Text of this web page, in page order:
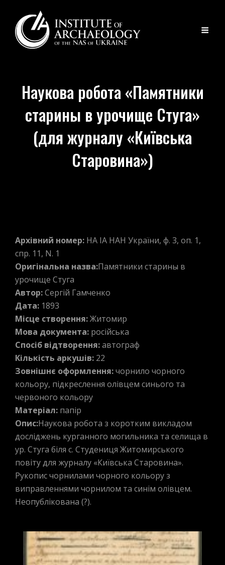
Наукова робота «Памятники
старины в урочище Стуга»
(для журналу «Київська
Старовина»)
Архівний номер: НА ІА НАН України, ф. 3, оп. 1,
спр. 11, N. 1
Оригінальна назва:Памятники старины в
урочище Стуга
Автор:Сергій Гамченко
Дата: 1893
Місце створення:Житомир
Мова документа: російська
Спосіб відтворення:автограф
Кількість аркушів: 22
Зовнішнє оформлення:чорнило чорного
кольору, підкреслення олівцем синього та
червоного кольору
Матеріал: папір
Опис:Наукова робота з коротким викладом
досліджень курганного могильника та селища в
ур. Стуга біля с. Студениця Житомирського
повіту для журналу «Київська Старовина».
Рукопис чорнилами чорного кольору з
виправленнями чорнилом та синім олівцем.
Неопублікована (?).